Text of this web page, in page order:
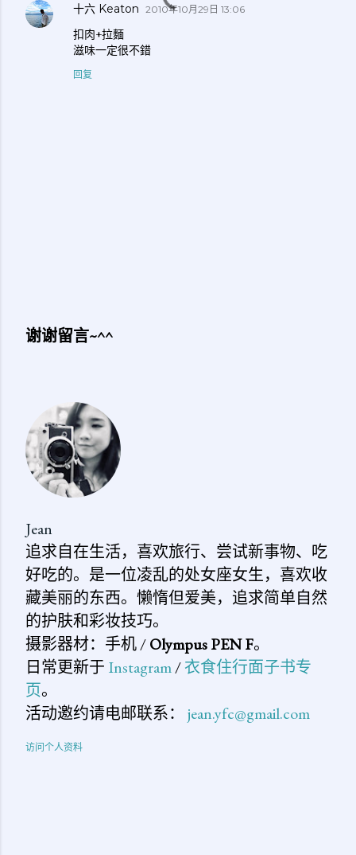
十六 Keaton 2010年10月29日 13:06
扣肉+拉麵
滋味一定很不錯
回复
论
谢谢留言~^^
Jean
追求自在生活，喜欢旅行、尝试新事物、吃
好吃的。是一位凌乱的处女座女生，喜欢收
藏美丽的东西。懒惰但爱美，追求简单自然
的护肤和彩妆技巧。
摄影器材：手机 /Olympus PEN F。
日常更新于 Instagram/衣食住行面子书专
页。
活动邀约请电邮联系： jean.yfc@gmail.com
访问个人资料